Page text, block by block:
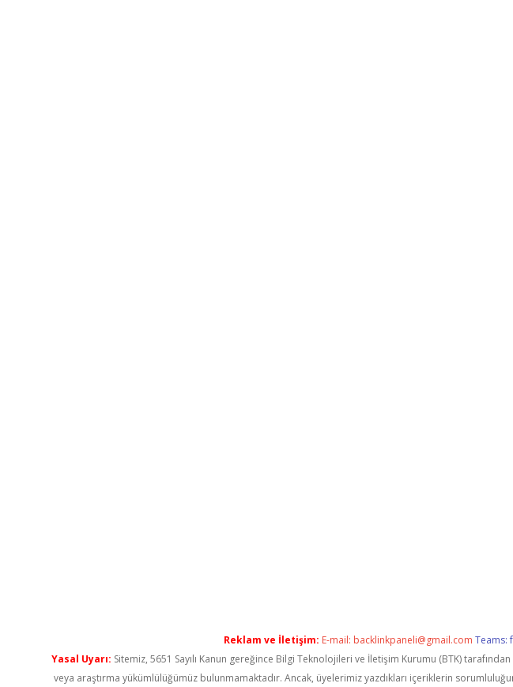
Reklam ve İletişim: E-mail: backlinkpaneli@gmail.com Teams:
Yasal Uyarı: Sitemiz, 5651 Sayılı Kanun gereğince Bilgi Teknolojileri ve İletişim Kurumu (BTK)
veya araştırma yükümlülüğümüz bulunmamaktadır. Ancak, üyelerimiz yazdıkları içeriklerin